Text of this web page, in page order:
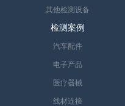
其他检测设备
检测案例
汽车配件
电子产品
医疗器械
线材连接